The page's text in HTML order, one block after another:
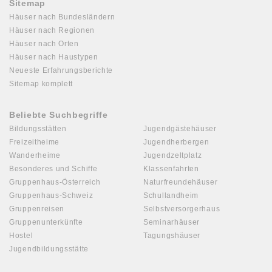
Sitemap
Häuser nach Bundesländern
Häuser nach Regionen
Häuser nach Orten
Häuser nach Haustypen
Neueste Erfahrungsberichte
Sitemap komplett
Beliebte Suchbegriffe
Bildungsstätten
Freizeitheime
Wanderheime
Besonderes und Schiffe
Gruppenhaus-Österreich
Gruppenhaus-Schweiz
Gruppenreisen
Gruppenunterkünfte
Hostel
Jugendbildungsstätte
Jugendgästehäuser
Jugendherbergen
Jugendzeltplatz
Klassenfahrten
Naturfreundehäuser
Schullandheim
Selbstversorgerhaus
Seminarhäuser
Tagungshäuser